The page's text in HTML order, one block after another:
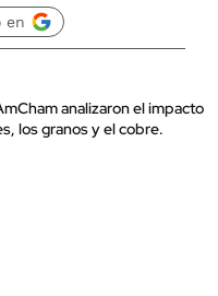
en
analizaron el impacto
los granos y el cobre.